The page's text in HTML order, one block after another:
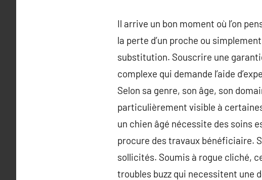
Il arrive un bon moment où l’on
la perte d’un proche ou
substitution. Souscrire une
complexe qui demande l’aide
Selon sa genre, son âge, son
particulièrement visible à
un chien âgé nécessite des soins
procure des travaux bénéficiaire.
sollicités. Soumis à rogue cliché,
troubles buzz qui necessitent une